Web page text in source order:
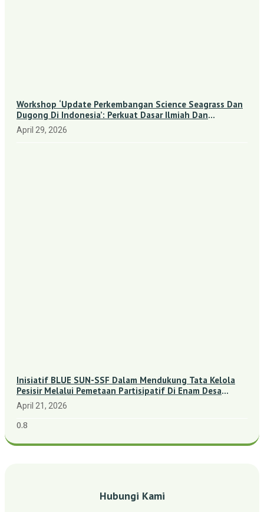
Workshop ‘Update Perkembangan Science Seagrass Dan
Dugong Di Indonesia’: Perkuat Dasar Ilmiah Dan
Kolaborasi Konservasi
April 29, 2026
Inisiatif BLUE SUN-SSF Dalam Mendukung Tata Kelola
Pesisir Melalui Pemetaan Partisipatif Di Enam Desa
Kepulauan Riau
April 21, 2026
Hubungi Kami